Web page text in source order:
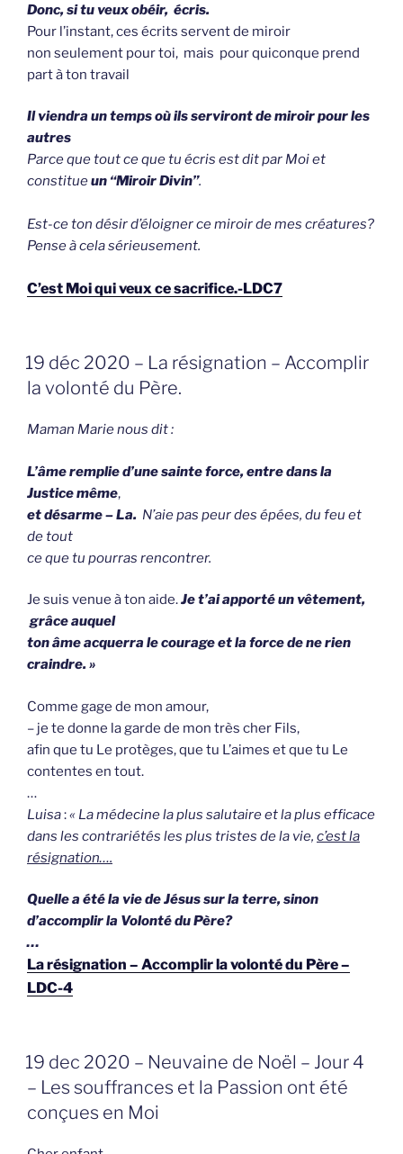
Donc, si tu veux obéir, écris.
Pour l’instant, ces écrits servent de miroir
non seulement pour toi, mais pour quiconque prend
part à ton travail
Il viendra un temps où ils serviront de miroir pour les
autres
Parce que tout ce que tu écris est dit par Moi et
constitueun “Miroir Divin”.
Est-ce ton désir d’éloigner ce miroir de mes créatures?
Pense à cela sérieusement.
C’est Moi qui veux ce sacrifice.-LDC7
GEPLAATST
OP
19 déc 2020 – La résignation – Accomplir
la volonté du Père.
Maman Marie nous dit :
L’âme remplie d’une sainte force, entre dans la
Justice même,
et désarme – La. N’aie pas peur des épées, du feu et
de tout
ce que tu pourras rencontrer.
Je suis venue à ton aide.Je t’ai apporté un vêtement,
grâce auquel
ton âme acquerra le courage et la force de ne rien
craindre. »
Comme gage de mon amour,
– je te donne la garde de mon très cher Fils,
afin que tu Le protèges, que tu L’aimes et que tu Le
contentes en tout.
…
Luisa:« La médecine la plus salutaire et la plus efficace
dans les contrariétés les plus tristes de la vie, c’est la
résignation….
Quelle a été la vie de Jésus sur la terre, sinon
d’accomplir la Volonté du Père?
…
La résignation – Accomplir la volonté du Père –
LDC-4
GEPLAATST
OP
19 dec 2020 – Neuvaine de Noël – Jour 4
– Les souffrances et la Passion ont été
conçues en Moi